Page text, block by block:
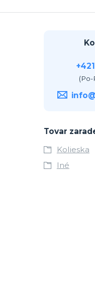
(Po-
Tovar
Kolieska
Iné